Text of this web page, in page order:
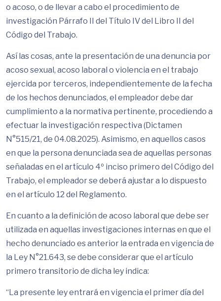
o acoso, o de llevar a cabo el procedimiento de
investigación Párrafo II del Título IV del Libro II del
Código del Trabajo.
Así las cosas, ante la presentación de una denuncia por
acoso sexual, acoso laboral o violencia en el trabajo
ejercida por terceros, independientemente de la fecha
de los hechos denunciados, el empleador debe dar
cumplimiento a la normativa pertinente, procediendo a
efectuar la investigación respectiva (Dictamen
N°515/21, de 04.08.2025). Asimismo, en aquellos casos
en que la persona denunciada sea de aquellas personas
señaladas en el artículo 4º inciso primero del Código del
Trabajo, el empleador se deberá ajustar a lo dispuesto
en el artículo 12 del Reglamento.
En cuanto a la definición de acoso laboral que debe ser
utilizada en aquellas investigaciones internas en que el
hecho denunciado es anterior la entrada en vigencia de
la Ley N°21.643, se debe considerar que el artículo
primero transitorio de dicha ley indica:
“La presente ley entrará en vigencia el primer día del